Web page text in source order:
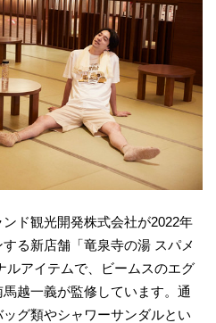
ド観光開発株式会社が2022年
る新店舗「竜泉寺の湯 スパメ
ルアイテムで、ビームスのエグ
越一義が監修しています。通
グ類やシャワーサンダルとい